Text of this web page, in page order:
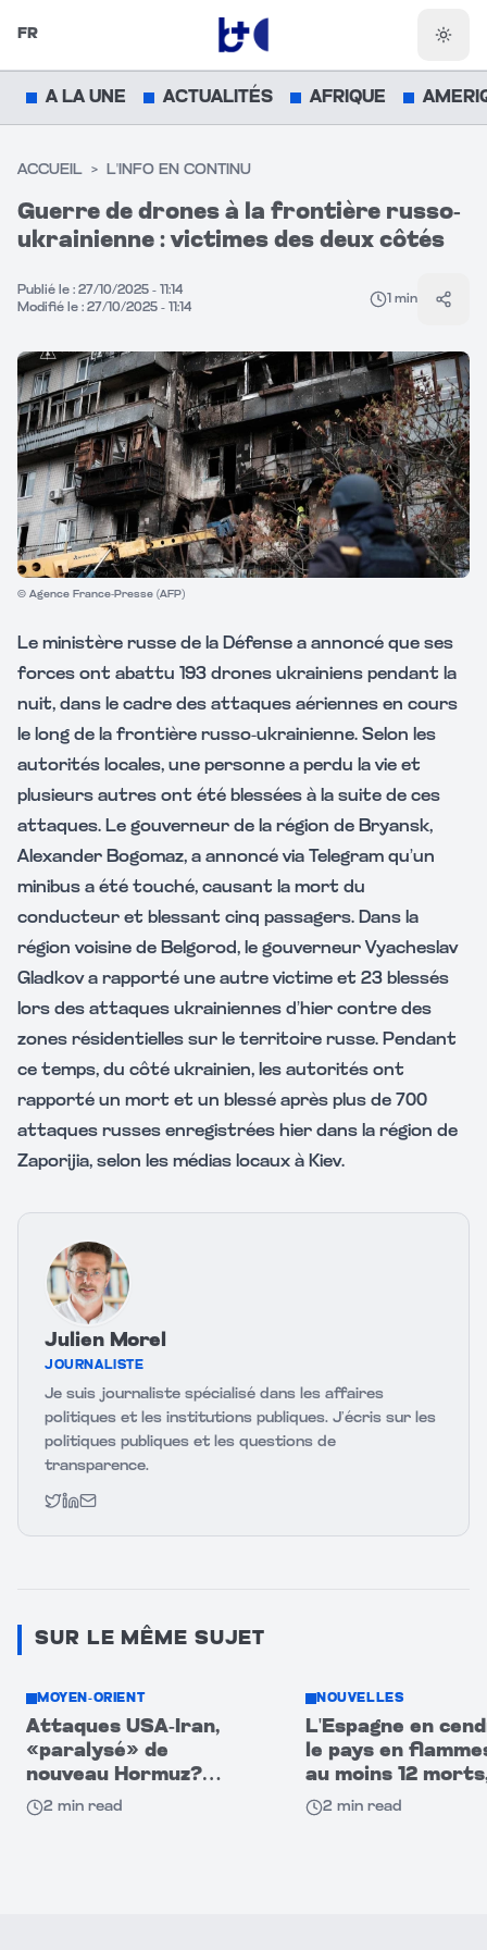
FR
A LA UNE ACTUALITÉS AFRIQUE
ACCUEIL > L'INFO EN CONTINU
Guerre de drones à la frontière russo-
ukrainienne : victimes des deux côtés
Publié le : 27/10/2025 - 11:14
Modifié le : 27/10/2025 - 11:14
1 min
© Agence France-Presse (AFP)
Le ministère russe de la Défense a annoncé que ses
forces ont abattu 193 drones ukrainiens pendant la
nuit, dans le cadre des attaques aériennes en cours
le long de la frontière russo-ukrainienne. Selon les
autorités locales, une personne a perdu la vie et
plusieurs autres ont été blessées à la suite de ces
attaques. Le gouverneur de la région de Bryansk,
Alexander Bogomaz, a annoncé via Telegram qu’un
minibus a été touché, causant la mort du
conducteur et blessant cinq passagers. Dans la
région voisine de Belgorod, le gouverneur Vyacheslav
Gladkov a rapporté une autre victime et 23 blessés
lors des attaques ukrainiennes d’hier contre des
zones résidentielles sur le territoire russe. Pendant
ce temps, du côté ukrainien, les autorités ont
rapporté un mort et un blessé après plus de 700
attaques russes enregistrées hier dans la région de
Zaporijia, selon les médias locaux à Kiev.
Julien Morel
JOURNALISTE
Je suis journaliste spécialisé dans les affaires
politiques et les institutions publiques. J’écris sur les
politiques publiques et les questions de
transparence.
SUR LE MÊME SUJET
MOYEN-ORIENT
Attaques USA-Iran,
«paralysé» de
nouveau Hormuz?
CNBC : navires
passent dans
2 min read
NOUVELLES
L'Espagne en
le pays en
au moins 12
disparus au sud
2 min read